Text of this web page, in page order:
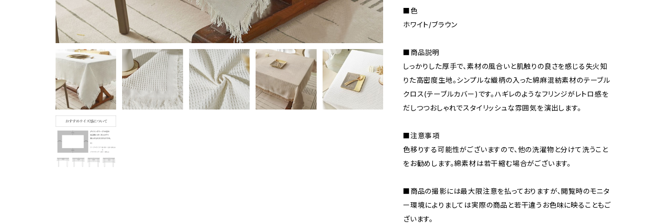
■色
ホワイト/ブラウン
■商品説明
しっかりした厚手で、素材の風合いと肌触りの良さを感じる失火知
りた高密度生地。シンプルな織柄の入った綿麻混紡素材のテーブル
クロス(テーブルカバー)です。ハギレのようなフリンジがレトロ感を
だしつつおしゃれでスタイリッシュな雰囲気を演出します。
■注意事項
色移りする可能性がございますので、他の洗濯物と分けて洗うこと
をお勧めします。綿素材は若干縮む場合がございます。
■商品の撮影には最大限注意を払っておりますが、閲覧時のモニタ
ー環境によりましては実際の商品と若干違うお色味に映ることもご
ざいます。